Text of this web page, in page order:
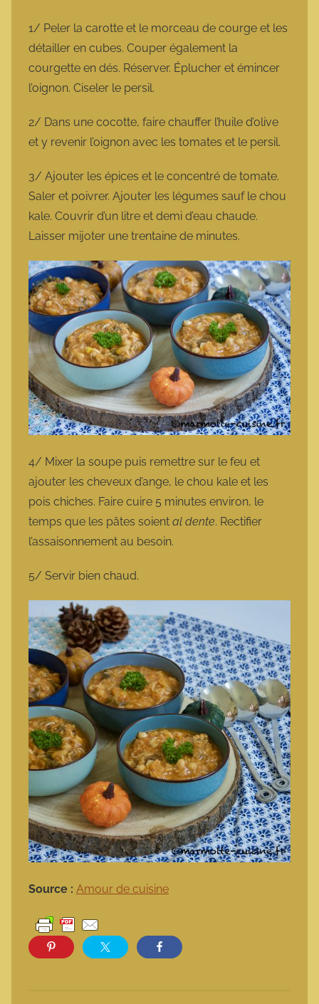
1/ Peler la carotte et le morceau de courge et les
détailler en cubes. Couper également la
courgette en dés. Réserver. Éplucher et émincer
l’oignon. Ciseler le persil.
2/ Dans une cocotte, faire chauffer l’huile d’olive
et y revenir l’oignon avec les tomates et le persil.
3/ Ajouter les épices et le concentré de tomate.
Saler et poivrer. Ajouter les légumes sauf le chou
kale. Couvrir d’un litre et demi d’eau chaude.
Laisser mijoter une trentaine de minutes.
4/ Mixer la soupe puis remettre sur le feu et
ajouter les cheveux d’ange, le chou kale et les
pois chiches. Faire cuire 5 minutes environ, le
temps que les pâtes soient al dente. Rectifier
l’assaisonnement au besoin.
5/ Servir bien chaud.
Source : Amour de cuisine